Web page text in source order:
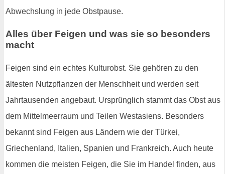
Abwechslung in jede Obstpause.
Alles über Feigen und was sie so besonders
macht
Feigen sind ein echtes Kulturobst. Sie gehören zu den
ältesten Nutzpflanzen der Menschheit und werden seit
Jahrtausenden angebaut. Ursprünglich stammt das Obst aus
dem Mittelmeerraum und Teilen Westasiens. Besonders
bekannt sind Feigen aus Ländern wie der Türkei,
Griechenland, Italien, Spanien und Frankreich. Auch heute
kommen die meisten Feigen, die Sie im Handel finden, aus